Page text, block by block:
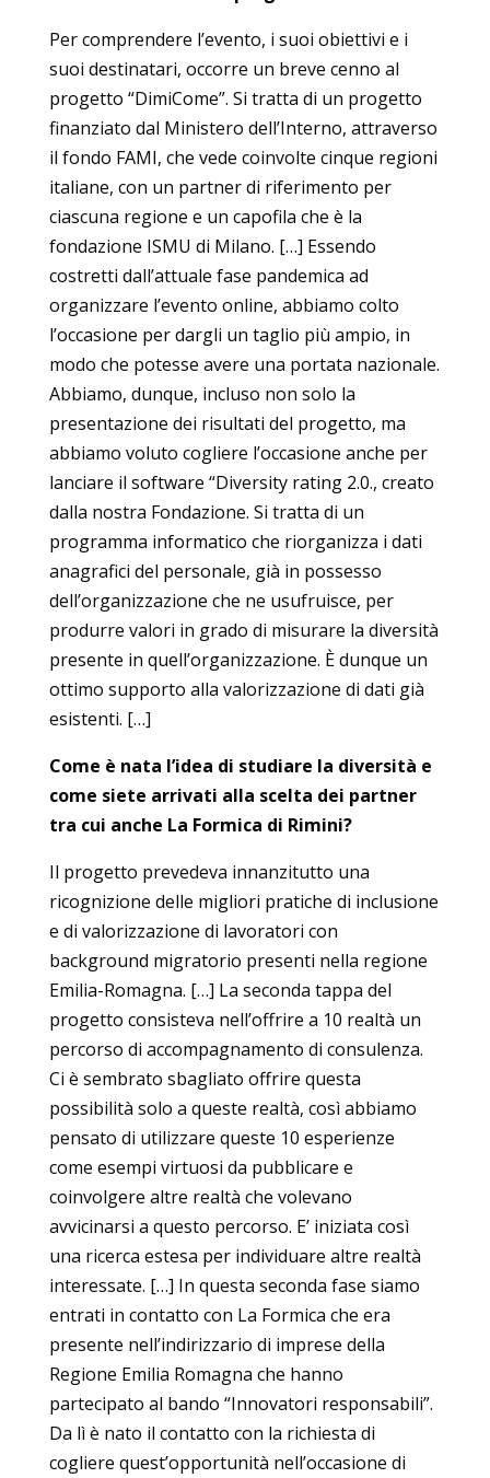
Per comprendere l’evento, i suoi obiettivi e i
suoi destinatari, occorre un breve cenno al
progetto “DimiCome”. Si tratta di un progetto
finanziato dal Ministero dell’Interno, attraverso
il fondo FAMI, che vede coinvolte cinque regioni
italiane, con un partner di riferimento per
ciascuna regione e un capofila che è la
fondazione ISMU di Milano. […] Essendo
costretti dall’attuale fase pandemica ad
organizzare l’evento online, abbiamo colto
l’occasione per dargli un taglio più ampio, in
modo che potesse avere una portata nazionale.
Abbiamo, dunque, incluso non solo la
presentazione dei risultati del progetto, ma
abbiamo voluto cogliere l’occasione anche per
lanciare il software “Diversity rating 2.0., creato
dalla nostra Fondazione. Si tratta di un
programma informatico che riorganizza i dati
anagrafici del personale, già in possesso
dell’organizzazione che ne usufruisce, per
produrre valori in grado di misurare la diversità
presente in quell’organizzazione. È dunque un
ottimo supporto alla valorizzazione di dati già
esistenti. […]
Come è nata l’idea di studiare la diversità e
come siete arrivati alla scelta dei partner
tra cui anche La Formica di Rimini?
Il progetto prevedeva innanzitutto una
ricognizione delle migliori pratiche di inclusione
e di valorizzazione di lavoratori con
background migratorio presenti nella regione
Emilia-Romagna. […] La seconda tappa del
progetto consisteva nell’offrire a 10 realtà un
percorso di accompagnamento di consulenza.
Ci è sembrato sbagliato offrire questa
possibilità solo a queste realtà, così abbiamo
pensato di utilizzare queste 10 esperienze
come esempi virtuosi da pubblicare e
coinvolgere altre realtà che volevano
avvicinarsi a questo percorso. E’ iniziata così
una ricerca estesa per individuare altre realtà
interessate. […] In questa seconda fase siamo
entrati in contatto con La Formica che era
presente nell’indirizzario di imprese della
Regione Emilia Romagna che hanno
partecipato al bando “Innovatori responsabili”.
Da lì è nato il contatto con la richiesta di
cogliere quest’opportunità nell’occasione di